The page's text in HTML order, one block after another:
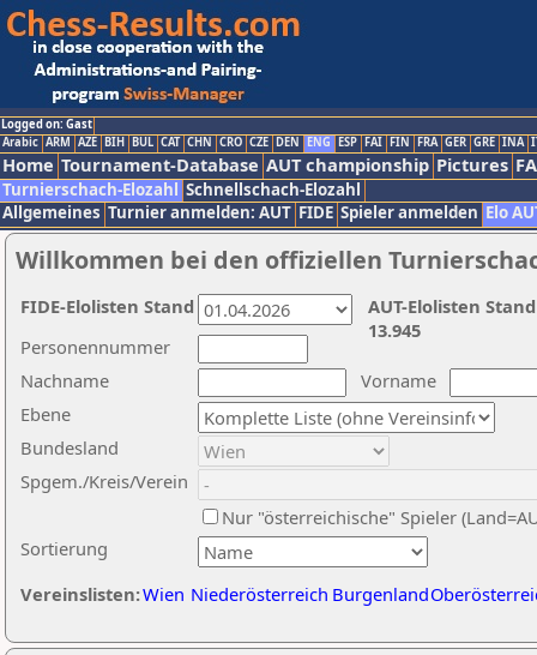
Logged on: Gast
Arabic ARM AZE BIH BUL CAT CHN CRO CZE DEN ENG ESP FAI FIN FRA GER GRE INA
Home Tournament-Database AUT championship Pictures
Turnierschach-Elozahl Schnellschach-Elozahl
Allgemeines Turnier anmelden: AUT FIDE Spieler anmelden Elo
Willkommen bei den offiziellen
Nachname
Vorname
Ebene
Sortierung
Personennummer
Bundesland
Spgem./Kreis/Verein
Nur "österreichische" Spieler
Vereinslisten:Wien Niederösterreich Burgenland
AUT-Elolisten
13.945
FIDE-Elolisten Stand